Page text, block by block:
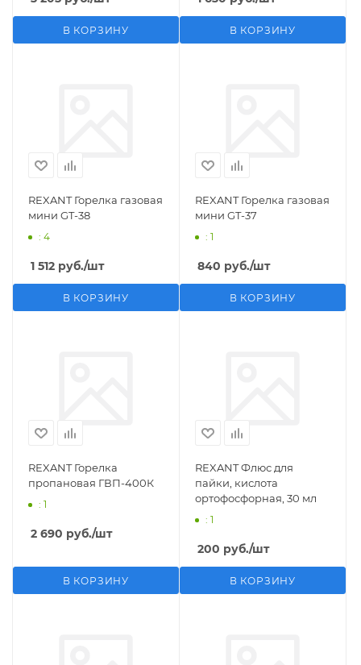
В КОРЗИНУ В КОРЗИНУ
REXANT Горелка газовая
мини GT-38
: 4
1 512 руб./шт
В КОРЗИНУ
REXANT Горелка газовая
мини GT-37
: 1
840 руб./шт
В КОРЗИНУ
REXANT Горелка
пропановая ГВП-400К
: 1
2 690 руб./шт
В КОРЗИНУ
REXANT Флюс для
пайки, кислота
ортофосфорная, 30 мл
: 1
200 руб./шт
В КОРЗИНУ